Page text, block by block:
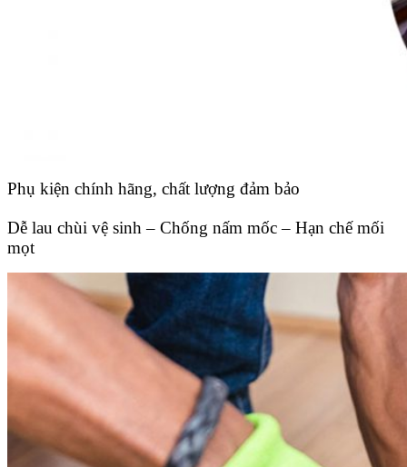
Phụ kiện chính hãng, chất lượng đảm bảo
Dễ lau chùi vệ sinh – Chống nấm mốc – Hạn chế mối
mọt